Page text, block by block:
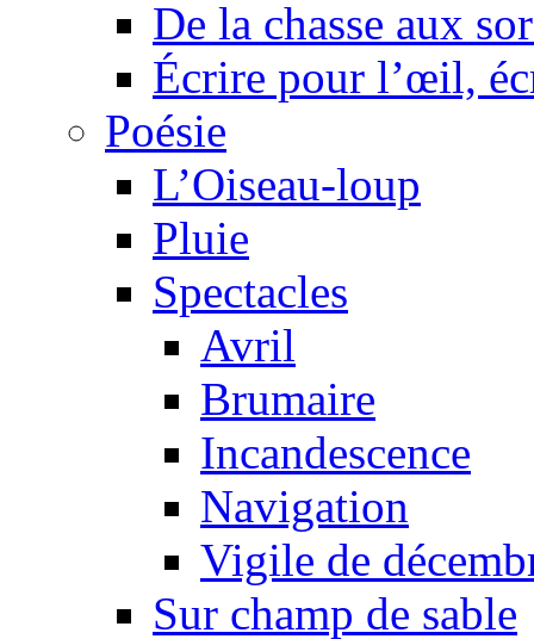
De la chasse aux
Écrire pour l’œil,
Poésie
L’Oiseau-loup
Pluie
Spectacles
Avril
Brumaire
Incandescence
Navigation
Vigile de
Sur champ de sable